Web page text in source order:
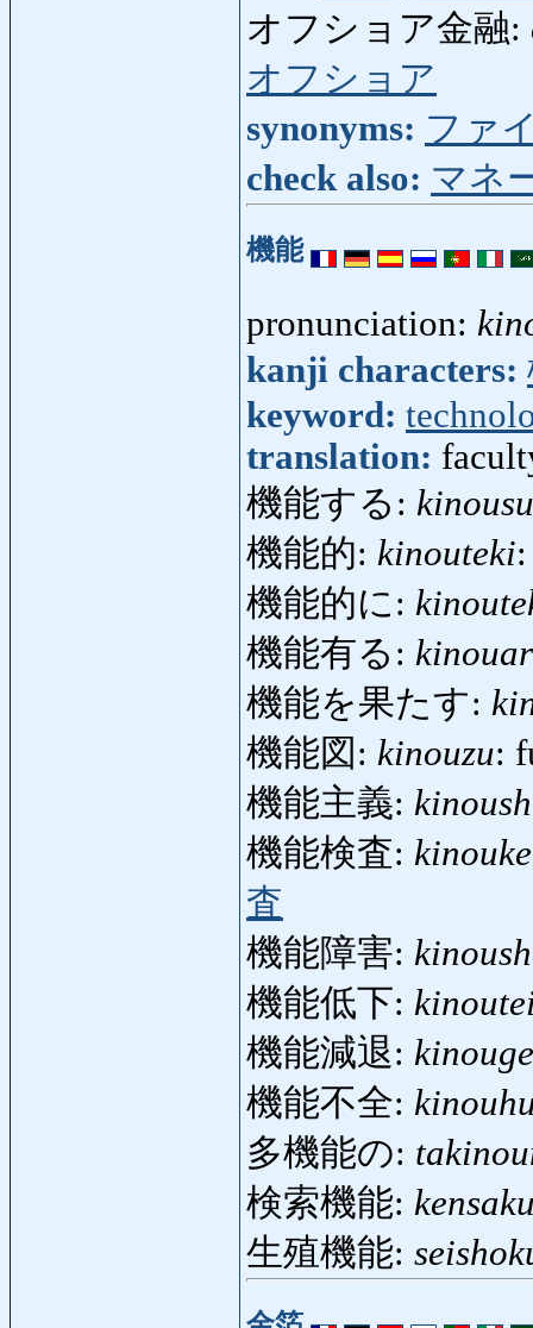
オフショア金融:
オフショア
synonyms: ファ
check also: マネ
機能
pronunciation:
kanji characters:
keyword:
translation:
機能する:
機能的: kinouteki
機能的に:
機能有る:
機能を果たす:
機能図: kinouzu:
機能主義:
機能検査:
査
機能障害:
機能低下:
機能減退:
機能不全:
多機能の:
検索機能:
生殖機能: